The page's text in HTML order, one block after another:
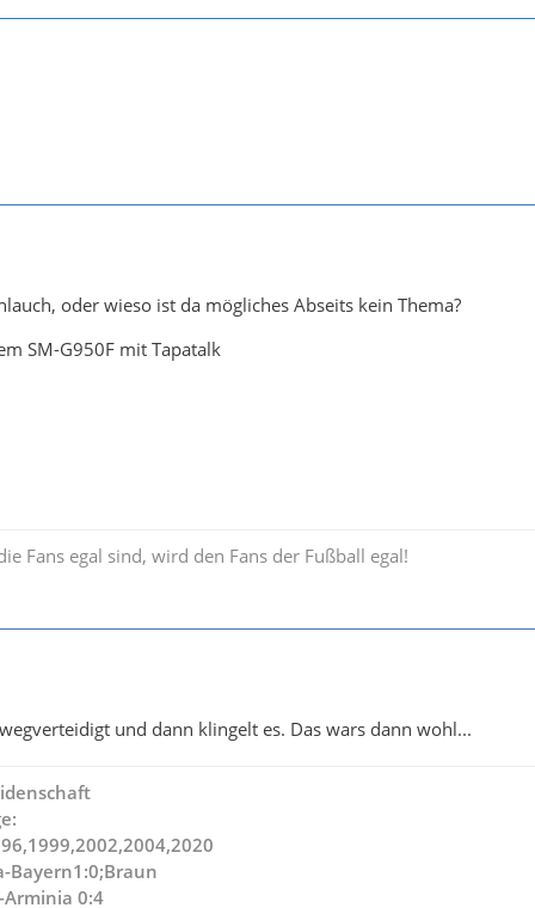
oder wieso ist da mögliches Abseits kein Thema?
SM-G950F mit Tapatalk
Fans egal sind, wird den Fans der Fußball egal!
und dann klingelt es. Das wars dann wohl...
Bayern1:0;Braun
Arminia 0:4